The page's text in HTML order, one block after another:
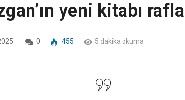
yeni kitabı
0 455 5 dakika okuma